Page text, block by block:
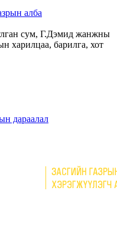
алба
сум, Г.Дэмид жанжны
харилцаа, барилга, хот
дараалал